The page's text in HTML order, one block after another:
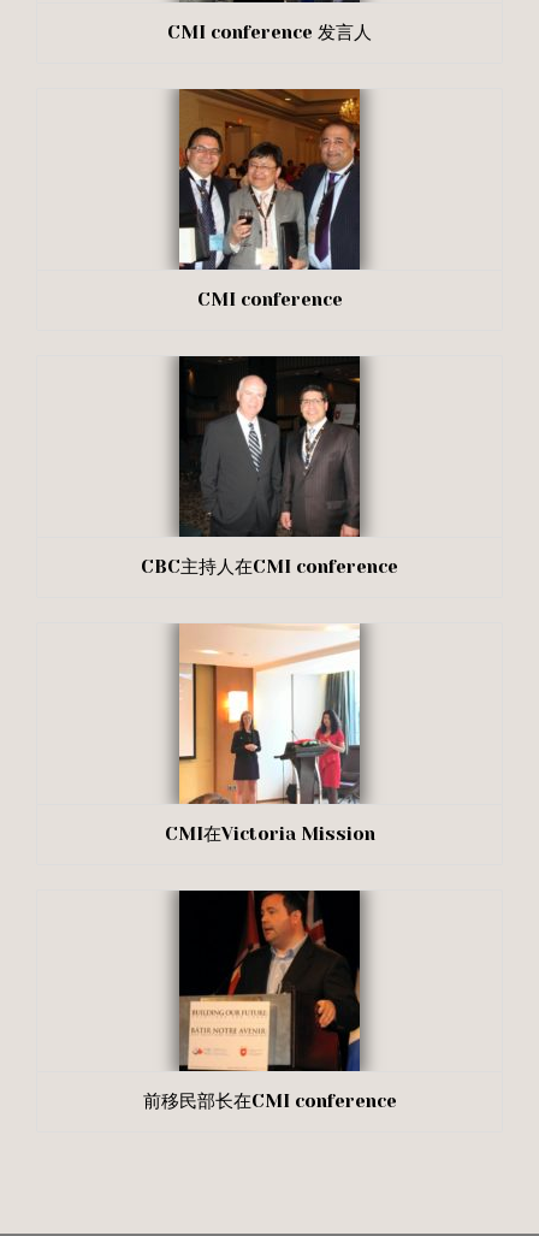
CMI conference 发言人
CMI conference
CBC主持人在CMI conference
CMI在Victoria Mission
前移民部长在CMI conference